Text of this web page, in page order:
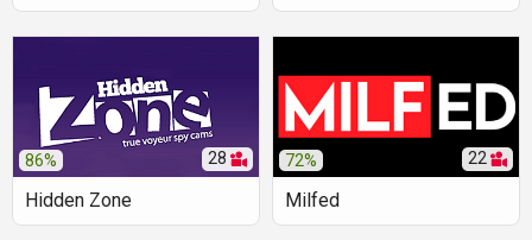
86% 28
Hidden Zone
72% 22
Milfed